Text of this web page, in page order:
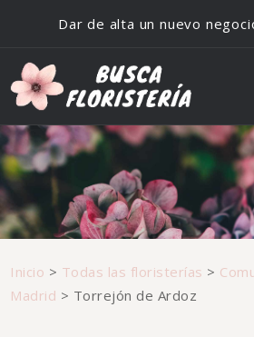
Dar de alta un nuevo
Inicio > Todas las floristerías >
Madrid > Torrejón de Ardoz